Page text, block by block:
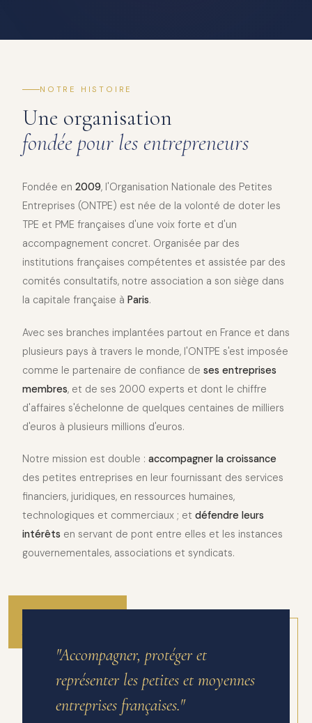
NOTRE HISTOIRE
Une organisation
fondée pour les entrepreneurs
Fondée en 2009, l'Organisation Nationale des Petites
Entreprises (ONTPE) est née de la volonté de doter les
TPE et PME françaises d'une voix forte et d'un
accompagnement concret. Organisée par des
institutions françaises compétentes et assistée par des
comités consultatifs, notre association a son siège dans
la capitale française à Paris.
Avec ses branches implantées partout en France et dans
plusieurs pays à travers le monde, l'ONTPE s'est imposée
comme le partenaire de confiance de ses entreprises
membres, et de ses 2000 experts et dont le chiffre
d'affaires s'échelonne de quelques centaines de milliers
d'euros à plusieurs millions d'euros.
Notre mission est double : accompagner la croissance
des petites entreprises en leur fournissant des services
financiers, juridiques, en ressources humaines,
technologiques et commerciaux ; et défendre leurs
intérêts en servant de pont entre elles et les instances
gouvernementales, associations et syndicats.
2010
ANNÉE DE FONDATION
"Accompagner, protéger et
représenter les petites et moyennes
entreprises françaises."